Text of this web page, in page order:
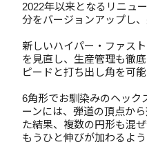
2022年以来となるリニュ
分をバージョンアップし
新しいハイパー・ファス
を見直し、生産管理も徹
ピードと打ち出し角を可能
6角形でお馴染みのヘック
ーンには、弾道の頂点か
た結果、複数の円形も混
もうひと伸びが加わるよう